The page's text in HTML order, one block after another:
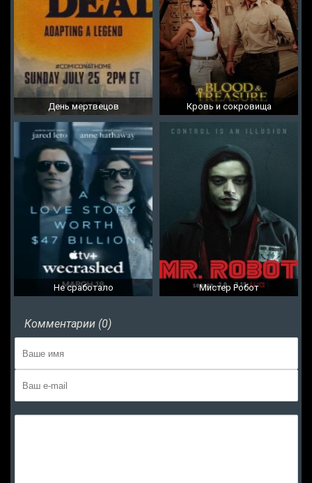
День мертвецов Кровь и сокровища
Не сработало Мистер Робот
Комментарии (0)